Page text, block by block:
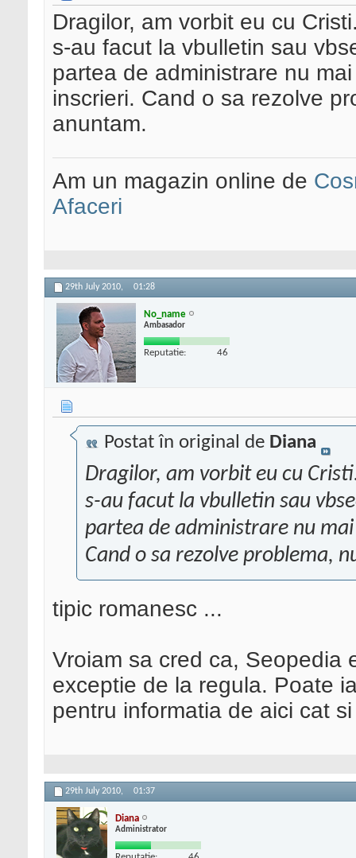
Dragilor, am vorbit eu cu
s-au facut la vbulletin sau
partea de administrare nu
inscrieri. Cand o sa rezolve
anuntam.
Am un magazin online de
Afaceri
29th July 2010, 01:28
No_name
Ambasador
Reputatie: 46
Postat în original de Diana
Dragilor, am vorbit eu cu
s-au facut la vbulletin sau
partea de administrare nu
Cand o sa rezolve problema,
tipic romanesc ...
Vroiam sa cred ca, Seopedia
exceptie de la regula. Poate
pentru informatia de aici cat
29th July 2010, 01:37
Diana
Administrator